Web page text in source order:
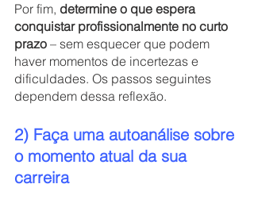
Por fim, determine o que espera
conquistar profissionalmente no curto
prazo – sem esquecer que podem
haver momentos de incertezas e
dificuldades. Os passos seguintes
dependem dessa reflexão.
2) Faça uma autoanálise sobre
o momento atual da sua
carreira